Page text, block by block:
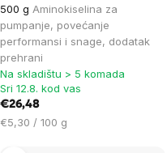
500 g Aminokiselina za
pumpanje, povećanje
performansi i snage, dodatak
prehrani
Na skladištu > 5 komada
Sri 12.8. kod vas
€26,48
Cijena
€5,30 / 100 g